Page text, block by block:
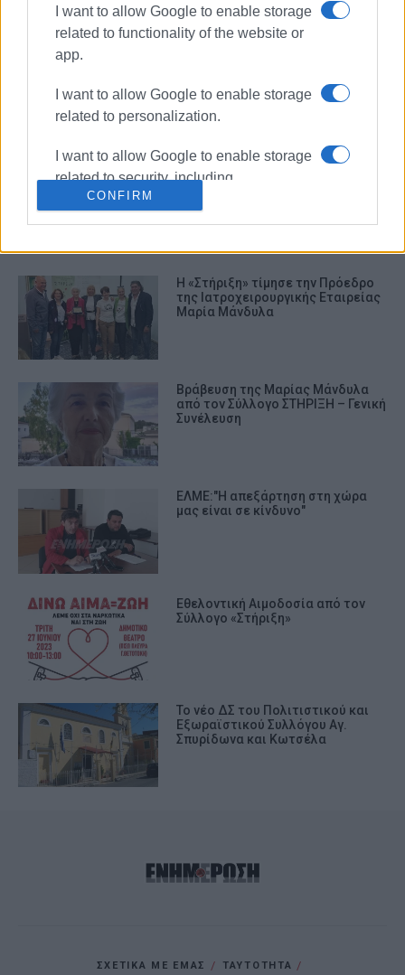
I want to allow Google to enable storage
related to functionality of the website or
app.
I want to allow Google to enable storage
related to personalization.
I want to allow Google to enable storage
related to security, including
authentication functionality and fraud
prevention, and other user protection.
CONFIRM
Τουρνουά Μπάσκετ στη μνήμη του
Η «Στήριξη» τίμησε την Πρόεδρο
της Ιατροχειρουργικής Εταιρείας
Μαρία Μάνδυλα
Βράβευση της Μαρίας Μάνδυλα
από τον Σύλλογο ΣΤΗΡΙΞΗ – Γενική
Συνέλευση
ΕΛΜΕ:"Η απεξάρτηση στη χώρα
μας είναι σε κίνδυνο"
Εθελοντική Αιμοδοσία από τον
Σύλλογο «Στήριξη»
Το νέο ΔΣ του Πολιτιστικού και
Εξωραϊστικού Συλλόγου Αγ.
Σπυρίδωνα και Κωτσέλα
ΣΧΕΤΙΚΑ ΜΕ ΕΜΑΣ ΤΑΥΤΟΤΗΤΑ